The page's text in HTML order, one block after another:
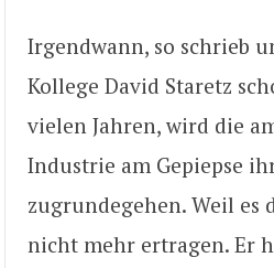
Irgendwann, so schrieb
Kollege David Staretz
vielen Jahren, wird die
Industrie am Gepiepse
zugrundegehen. Weil es
nicht mehr ertragen. Er